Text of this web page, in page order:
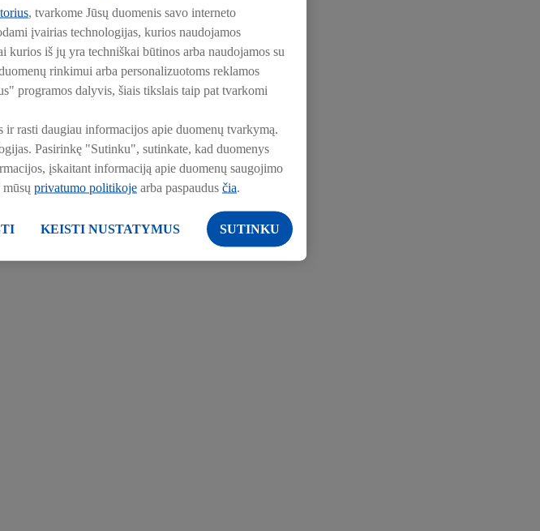
, tvarkome Jūsų duomenis savo interneto
įvairias technologijas, kurios naudojamos
iš jų yra techniškai būtinos arba naudojamos su
rinkimui arba personalizuotoms reklamos
programos dalyvis, šiais tikslais taip pat tvarkomi
rasti daugiau informacijos apie duomenų tvarkymą.
Pasirinkę "Sutinku", sutinkate, kad duomenys
įskaitant informaciją apie duomenų saugojimo
privatumo politikoje arba paspaudus čia
KEISTI NUSTATYMUS SUTINKU